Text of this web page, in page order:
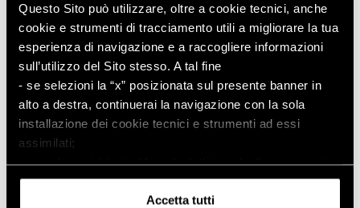
Questo Sito può utilizzare, oltre a cookie tecnici, anche
cookie e strumenti di tracciamento utili a migliorare la tua
esperienza di navigazione e a raccogliere informazioni
sull’utilizzo del Sito stesso. A tal fine
- se selezioni la “x” posizionata sul presente banner in
alto a destra, continuerai la navigazione con la sola
installazione dei cookie tecnici e strumenti ad essi
assimilati;
- se selezioni il tasto “Accetta tutti i cookie”, acconsenti
all’installazione di tutti i cookie e strumenti di
Accetta tutti
rispetto della normativa in materia.
Form contatto per i Clienti
Per segnalazioni relative a ordini, resi e rimborsi e
richieste di informazioni su servizi, prodotti, account
utilizzare l’apposito modulo di contatto disponibile sul
Invia una richiesta